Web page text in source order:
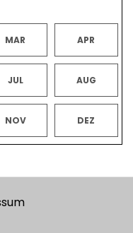
MAR APR
JUL AUG
NOV DEZ